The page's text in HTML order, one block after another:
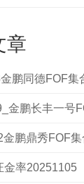
章
鹏同德FOF集
金鹏长丰一号
金鹏鼎秀FOF
金率20251105